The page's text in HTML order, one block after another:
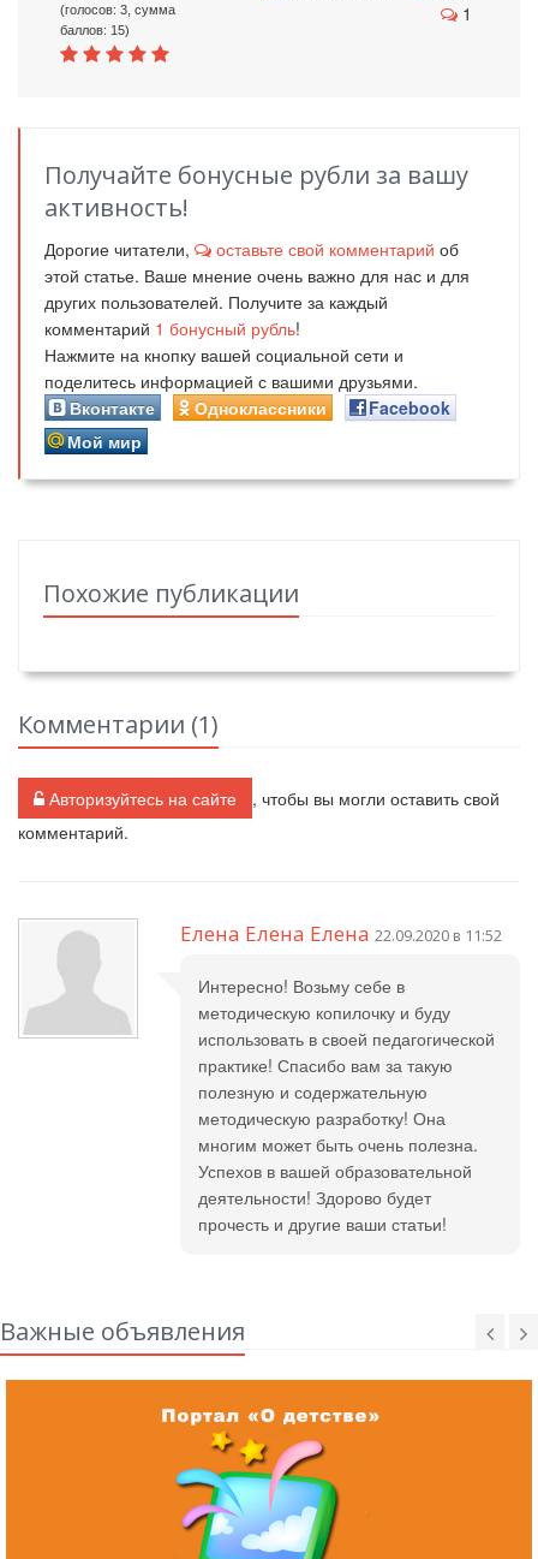
(голосов: 3, сумма
баллов: 15)
1
Получайте бонусные рубли за вашу
активность!
Дорогие читатели, оставьте свой комментарий об
этой статье. Ваше мнение очень важно для нас и для
других пользователей. Получите за каждый
комментарий 1 бонусный рубль!
Нажмите на кнопку вашей социальной сети и
поделитесь информацией с вашими друзьями.
Вконтакте
Одноклассники
Facebook
Мой мир
Похожие публикации
Комментарии (1)
Авторизуйтесь на сайте
, чтобы вы могли оставить свой
комментарий.
Елена Елена Елена 22.09.2020 в 11:52
Интересно! Возьму себе в
методическую копилочку и буду
использовать в своей педагогической
практике! Спасибо вам за такую
полезную и содержательную
методическую разработку! Она
многим может быть очень полезна.
Успехов в вашей образовательной
деятельности! Здорово будет
прочесть и другие ваши статьи!
Важные объявления